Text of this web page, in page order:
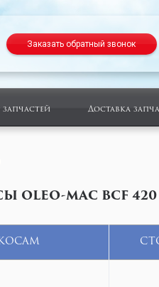
Заказать обратный звонок
Доставка
MAC BCF 420